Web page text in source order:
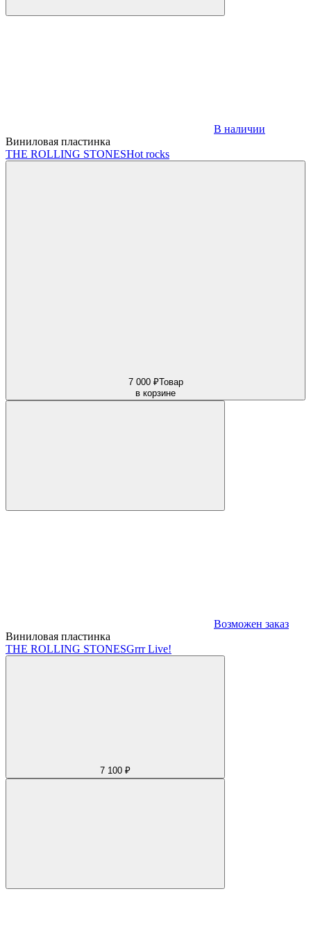
В наличии
Виниловая пластинка
THE ROLLING STONESHot rocks
7 000 ₽Товар
в корзине
Возможен заказ
Виниловая пластинка
THE ROLLING STONESGrrr Live!
7 100 ₽